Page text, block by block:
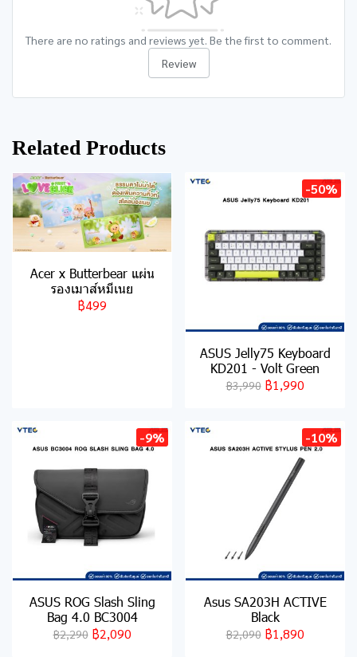
There are no ratings and reviews yet. Be the first to comment.
Review
Related Products
Acer x Butterbear แผ่น
รองเมาส์หมีเนย
฿499
-50%
ASUS Jelly75 Keyboard
KD201 - Volt Green
฿3,990 ฿1,990
-9%
ASUS ROG Slash Sling
Bag 4.0 BC3004
฿2,290 ฿2,090
-10%
Asus SA203H ACTIVE
Black
฿2,090 ฿1,890